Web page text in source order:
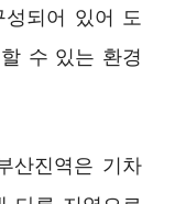
되어 있어 도
수 있는 환경
산진역은 기차